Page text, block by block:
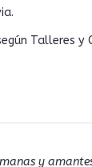
Talleres y
y